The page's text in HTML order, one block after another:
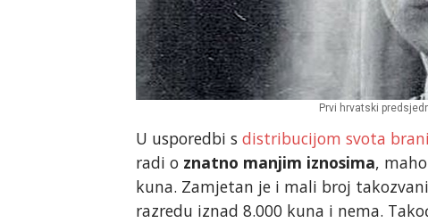
Prvi hrvatski
U usporedbi s distribucijom svota
radi o znatno manjim iznosima,
kuna. Zamjetan je i mali broj
razredu iznad 8.000 kuna i nema.